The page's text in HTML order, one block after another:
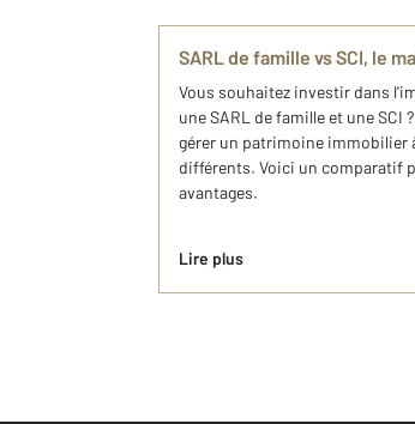
SARL de famille vs SCI, le
Vous souhaitez investir dans
une SARL de famille et une
gérer un patrimoine immobilier
différents. Voici un comparatif
avantages.
Lire plus